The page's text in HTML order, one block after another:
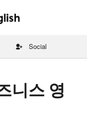
Social
니스 영